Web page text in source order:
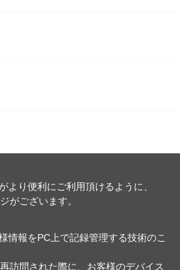
より便利にご利用頂けるように、
がございます。
情報をPC上で記録管理する技術のこ
訪問された際に、お客様のデバイス